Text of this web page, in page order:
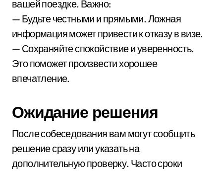
вашей поездке. Важно:
— Будьте честными и прямыми. Ложная
информация может привести к отказу в визе.
— Сохраняйте спокойствие и уверенность.
Это поможет произвести хорошее
впечатление.
Ожидание решения
После собеседования вам могут сообщить
решение сразу или указать на
дополнительную проверку. Часто сроки